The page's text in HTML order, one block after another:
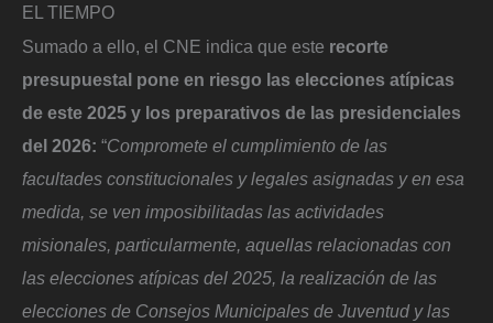
EL TIEMPO
Sumado a ello, el CNE indica que este recorte
presupuestal pone en riesgo las elecciones atípicas
de este 2025 y los preparativos de las presidenciales
del 2026: “Compromete el cumplimiento de las
facultades constitucionales y legales asignadas y en esa
medida, se ven imposibilitadas las actividades
misionales, particularmente, aquellas relacionadas con
las elecciones atípicas del 2025, la realización de las
elecciones de Consejos Municipales de Juventud y las